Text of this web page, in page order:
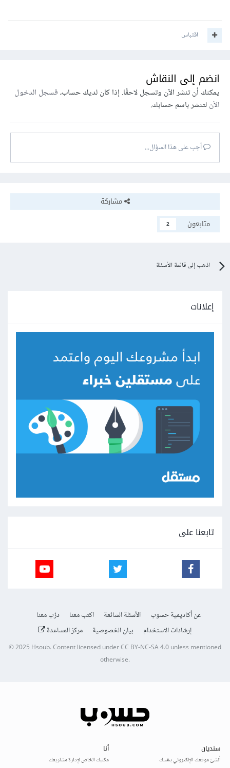
اقتباس
انضم إلى النقاش
يمكنك أن تنشر الآن وتسجل لاحقًا. إذا كان لديك حساب،فسجل الدخول
الآنلتنشر باسم حسابك.
أجب على هذا السؤال...
مشاركة
متابعون
2
اذهب إلى قائمة الأسئلة
إعلانات
تابعنا على
عن أكاديمية حسوب الأسئلة الشائعة اكتب معنا
درّب معنا
إرشادات الاستخدام
بيان الخصوصية مركز المساعدة
© 2025Hsoub.Content licensed underCC BY-NC-SA 4.0unless mentioned
otherwise.